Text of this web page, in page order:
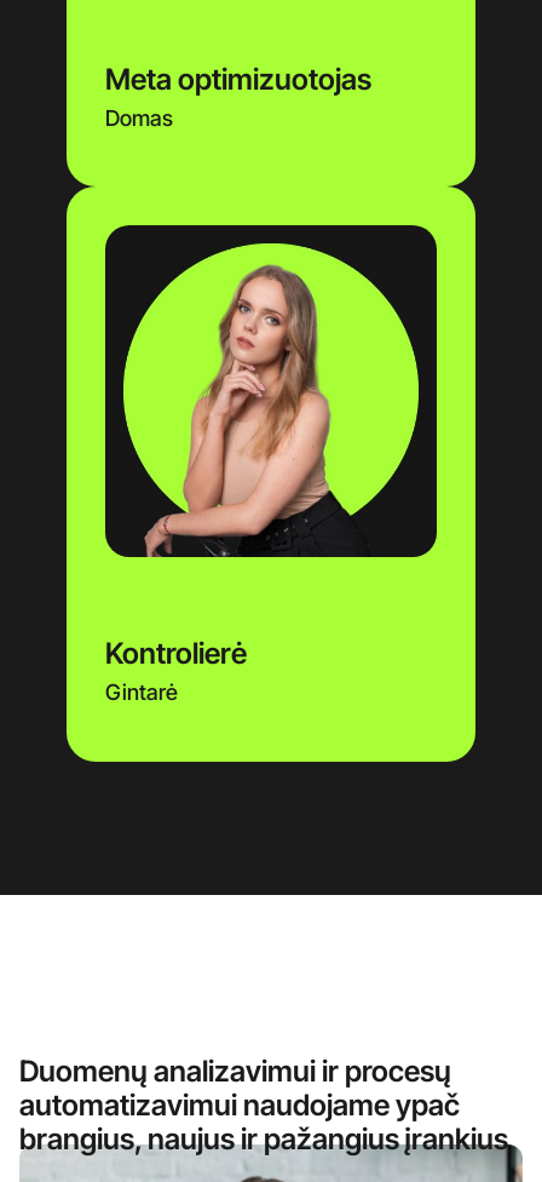
Meta optimizuotojas
Domas
Kontrolierė
Gintarė
Duomenų analizavimui ir procesų
automatizavimui naudojame ypač
brangius, naujus ir pažangius įrankius​